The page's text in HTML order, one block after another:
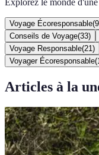
Voyage Écoresponsable(
Conseils de Voyage(33)
Voyage Responsable(21 )
Voyager Écoresponsable(
Articles à la